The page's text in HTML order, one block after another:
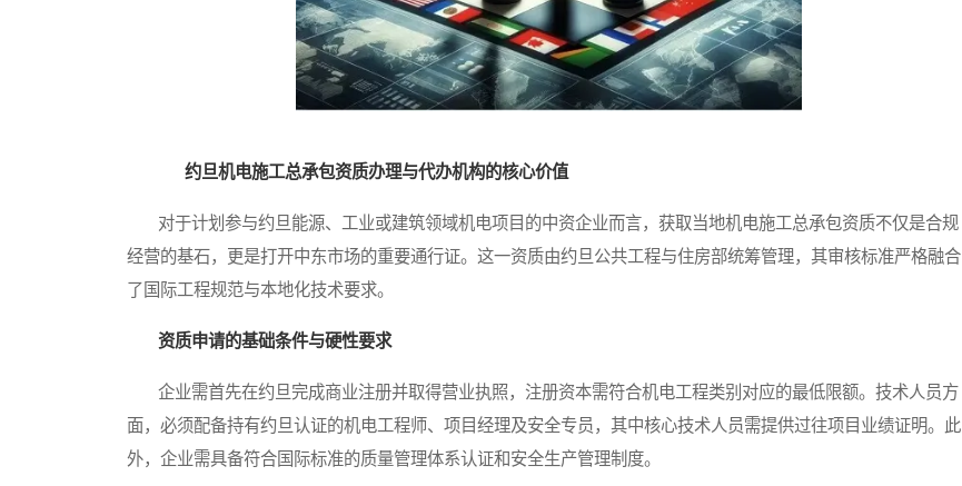
约旦机电施工总承包资质办理与代办机构的核心价值
对于计划参与约旦能源、工业或建筑领域机电项目的中资企业而言，获取当地机电施工总承包资质不仅是合规
经营的基石，更是打开中东市场的重要通行证。这一资质由约旦公共工程与住房部统筹管理，其审核标准严格融合
了国际工程规范与本地化技术要求。
资质申请的基础条件与硬性要求
企业需首先在约旦完成商业注册并取得营业执照，注册资本需符合机电工程类别对应的最低限额。技术人员方
面，必须配备持有约旦认证的机电工程师、项目经理及安全专员，其中核心技术人员需提供过往项目业绩证明。此
外，企业需具备符合国际标准的质量管理体系认证和安全生产管理制度。